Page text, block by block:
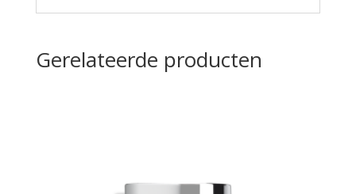
Gerelateerde producten